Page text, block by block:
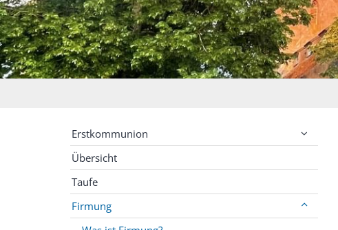
Erstkommunion
Übersicht
Taufe
Firmung